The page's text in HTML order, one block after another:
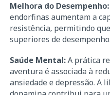
Melhora do Desempenho:
endorfinas aumentam a
resistência, permitindo
superiores de desempenho.
Saúde Mental:A prática
aventura é associada à
ansiedade e depressão. A